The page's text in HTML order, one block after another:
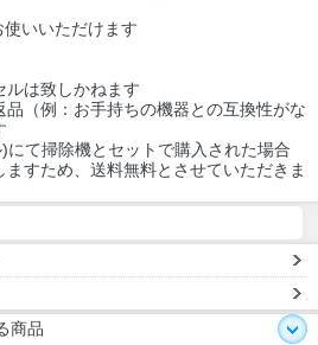
いいただけます
ルは致しかねます
品（例：お手持ちの機器との互換性がな
にて掃除機とセットで購入された場合
すため、送料無料とさせていただきま
商品